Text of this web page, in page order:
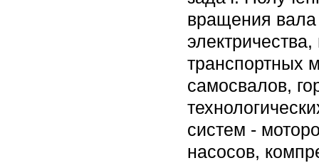
вращения вала
транспортных
самосвалов,
систем -
насосов,